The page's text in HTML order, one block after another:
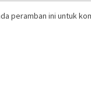
peramban ini untuk